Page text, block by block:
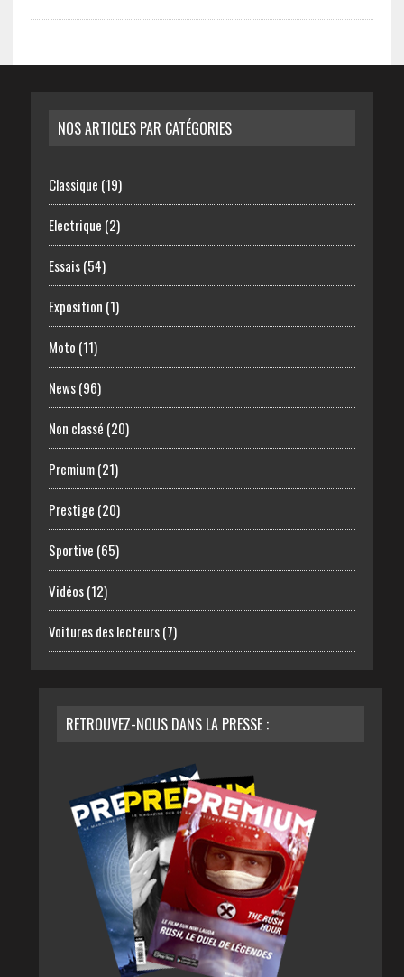
NOS ARTICLES PAR CATÉGORIES
Classique (19)
Electrique (2)
Essais(54)
Exposition (1)
Moto (11)
News(96)
Non classé (20)
Premium(21)
Prestige (20)
Sportive (65)
Vidéos(12)
Voitures des lecteurs(7)
RETROUVEZ-NOUS DANS LA PRESSE :